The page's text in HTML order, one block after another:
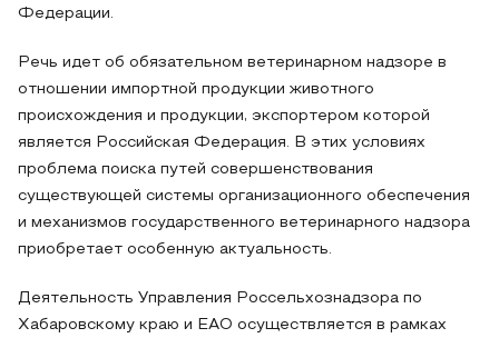
Федерации.
Речь идет об обязательном ветеринарном надзоре в
отношении импортной продукции животного
происхождения и продукции, экспортером которой
является Российская Федерация. В этих условиях
проблема поиска путей совершенствования
существующей системы организационного обеспечения
и механизмов государственного ветеринарного надзора
приобретает особенную актуальность.
Деятельность Управления Россельхознадзора по
Хабаровскому краю и ЕАО осуществляется в рамках